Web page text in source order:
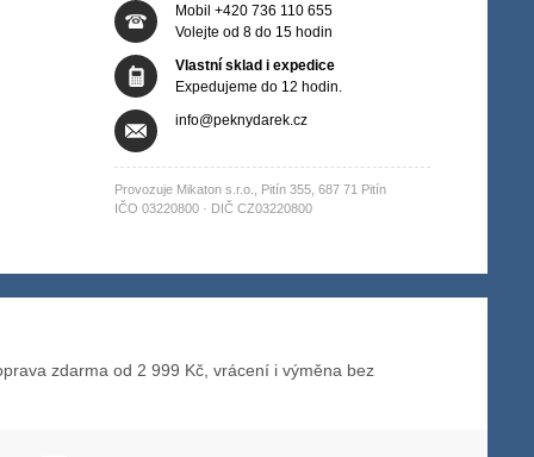
Mobil +420 736 110 655
Volejte od 8 do 15 hodin
Vlastní sklad i expedice
Expedujeme do 12 hodin.
info@peknydarek.cz
Provozuje Mikaton s.r.o., Pitín 355, 687 71 Pitín
IČO 03220800 · DIČ CZ03220800
zdarma od 2 999 Kč, vrácení i výměna bez